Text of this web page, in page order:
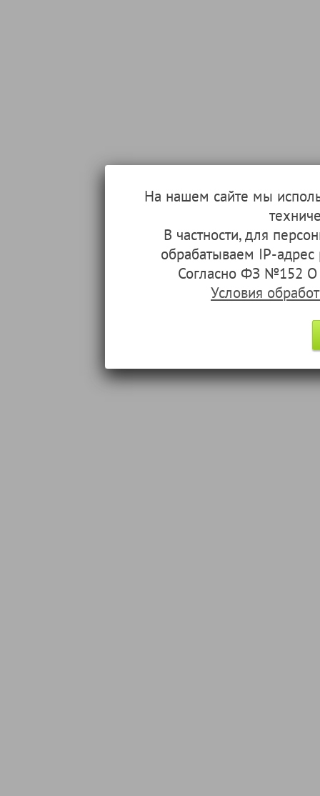
На нашем сайте мы
В частности, для
обрабатываем IP-
Согласно ФЗ №152 О
Условия